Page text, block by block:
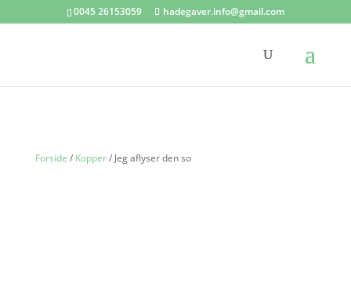
0045 26153059 hadegaver.info@gmail.com
Forside / Kopper/ Jeg aflyser den so